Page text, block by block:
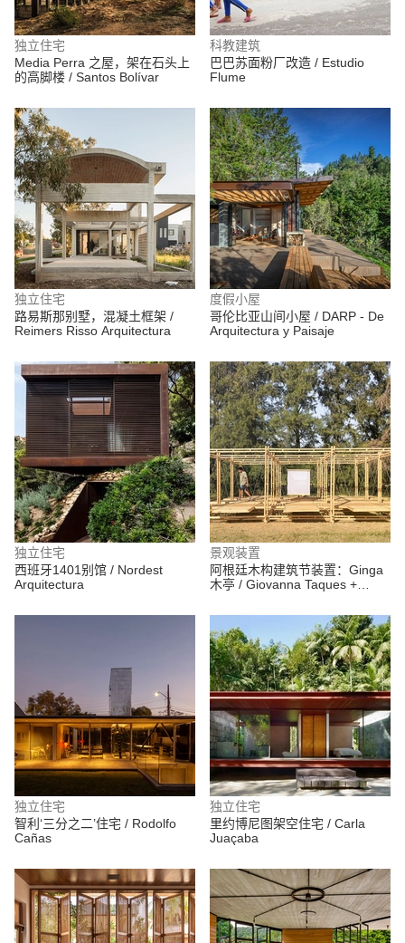
独立住宅
Media Perra 之屋，架在石头上
的高脚楼 / Santos Bolívar
科教建筑
巴巴苏面粉厂改造 / Estudio
Flume
独立住宅
路易斯那别墅，混凝土框架 /
Reimers Risso Arquitectura
度假小屋
哥伦比亚山间小屋 / DARP - De
Arquitectura y Paisaje
独立住宅
西班牙1401别馆 / Nordest
Arquitectura
景观装置
阿根廷木构建筑节装置：Ginga
木亭 / Giovanna Taques +
独立住宅
智利‘三分之二’住宅 / Rodolfo
Cañas
独立住宅
里约博尼图架空住宅 / Carla
Juaçaba